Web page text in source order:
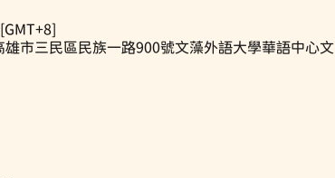
市三民區民族一路900號文藻外語大學華語中心文